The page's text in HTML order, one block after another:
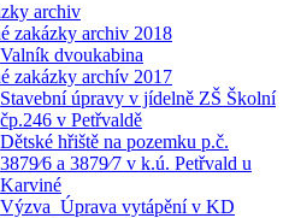
archiv
zakázky archiv 2018
Valník dvoukabina
zakázky archív 2017
Stavební úpravy v jídelně ZŠ Školní
čp.246 v Petřvaldě
Dětské hřiště na pozemku p.č.
3879⁄6 a 3879⁄7 v k.ú. Petřvald u
Karviné
Výzva_Úprava vytápění v KD